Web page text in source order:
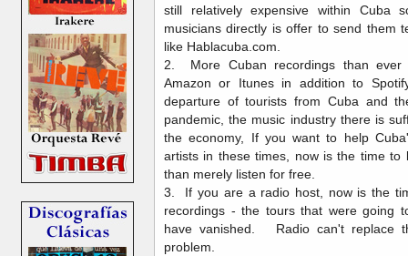
still relatively expensive within Cuba
musicians directly is offer to send them
like Hablacuba.com.
2. More Cuban recordings than ever
Amazon or Itunes in addition to
departure of tourists from Cuba and
pandemic, the music industry there is
the economy, If you want to help
artists in these times, now is the time
than merely listen for free.
3. If you are a radio host, now is the
recordings - the tours that were going
have vanished. Radio can't replace
problem.